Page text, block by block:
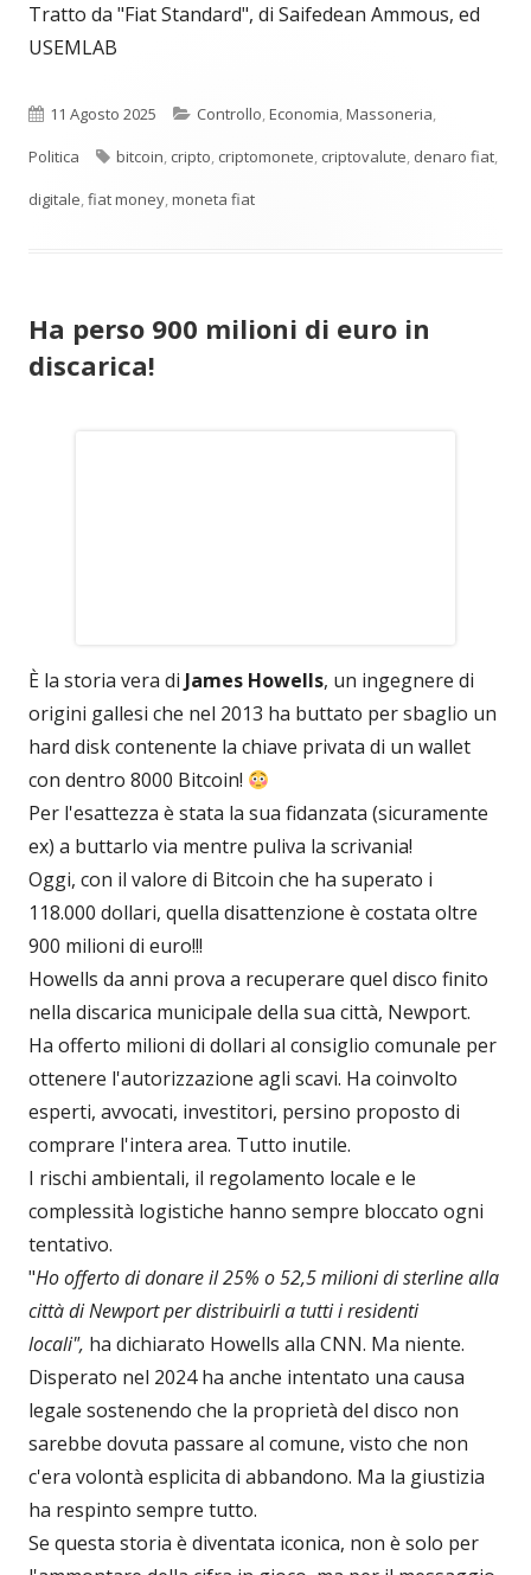
Tratto da "Fiat Standard", di Saifedean Ammous, ed
USEMLAB
Pubblicato
11 Agosto 2025 Categorie
Controllo,Economia,Massoneria,
Politica
Tag
bitcoin, cripto, criptomonete, criptovalute, denaro fiat,
digitale,fiat money,moneta fiat
Ha perso 900 milioni di euro in
discarica!
È la storia vera di James Howells, un ingegnere di
origini gallesi che nel 2013 ha buttato per sbaglio un
hard disk contenente la chiave privata di un wallet
con dentro 8000 Bitcoin!
Per l'esattezza è stata la sua fidanzata (sicuramente
ex) a buttarlo via mentre puliva la scrivania!
Oggi, con il valore di Bitcoin che ha superato i
118.000 dollari, quella disattenzione è costata oltre
900 milioni di euro!!!
Howells da anni prova a recuperare quel disco finito
nella discarica municipale della sua città, Newport.
Ha offerto milioni di dollari al consiglio comunale per
ottenere l'autorizzazione agli scavi. Ha coinvolto
esperti, avvocati, investitori, persino proposto di
comprare l'intera area. Tutto inutile.
I rischi ambientali, il regolamento locale e le
complessità logistiche hanno sempre bloccato ogni
tentativo.
"Ho offerto di donare il 25% o 52,5 milioni di sterline alla
città di Newport per distribuirli a tutti i residenti
locali", ha dichiarato Howells alla CNN. Ma niente.
Disperato nel 2024 ha anche intentato una causa
legale sostenendo che la proprietà del disco non
sarebbe dovuta passare al comune, visto che non
c'era volontà esplicita di abbandono. Ma la giustizia
ha respinto sempre tutto.
Se questa storia è diventata iconica, non è solo per